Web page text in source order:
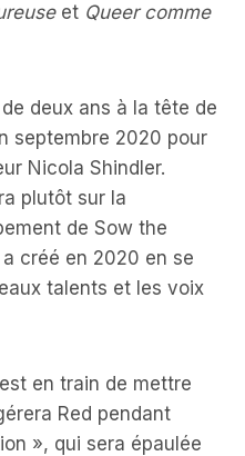
et Queer comme
deux ans à la tête de
septembre 2020 pour
Nicola Shindler.
plutôt sur la
de Sow the
a créé en 2020 en se
talents et les voix
en train de mettre
Red pendant
», qui sera épaulée